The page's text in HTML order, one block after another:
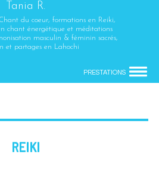
Tania R.
du coeur, formations en Reiki,
chant énergétique et méditations
masculin & féminin sacrés,
et partages en Lahochi
PRESTATIONS
REIKI